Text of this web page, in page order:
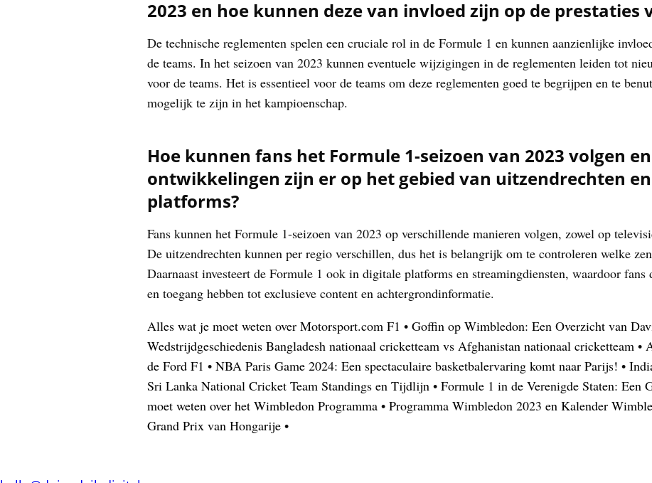
2023 en hoe kunnen deze van invloed zijn op de prestaties
De technische reglementen spelen een cruciale rol in de Formule 1 en kunnen aanzienlijke
de teams. In het seizoen van 2023 kunnen eventuele wijzigingen in de reglementen leiden tot
voor de teams. Het is essentieel voor de teams om deze reglementen goed te begrijpen en te
mogelijk te zijn in het kampioenschap.
Hoe kunnen fans het Formule 1-seizoen van 2023 volgen
ontwikkelingen zijn er op het gebied van uitzendrechten
platforms?
Fans kunnen het Formule 1-seizoen van 2023 op verschillende manieren volgen, zowel op
De uitzendrechten kunnen per regio verschillen, dus het is belangrijk om te controleren welke
Daarnaast investeert de Formule 1 ook in digitale platforms en streamingdiensten, waardoor fans
en toegang hebben tot exclusieve content en achtergrondinformatie.
Alles wat je moet weten over Motorsport.com F1 • Goffin op Wimbledon: Een Overzicht van
Wedstrijdgeschiedenis Bangladesh nationaal cricketteam vs Afghanistan nationaal cricketteam •
de Ford F1 • NBA Paris Game 2024: Een spectaculaire basketbalervaring komt naar Parijs! •
Sri Lanka National Cricket Team Standings en Tijdlijn • Formule 1 in de Verenigde Staten: Een
moet weten over het Wimbledon Programma • Programma Wimbledon 2023 en Kalender
Grand Prix van Hongarije •